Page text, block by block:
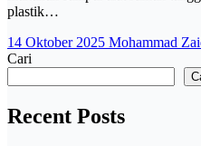
plastik…
14 Oktober 2025 Mohammad
Cari
Recent Posts